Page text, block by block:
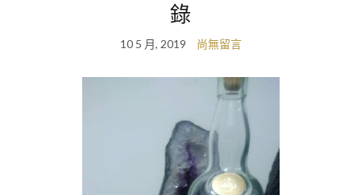
錄
10 5 月, 2019 尚無留言